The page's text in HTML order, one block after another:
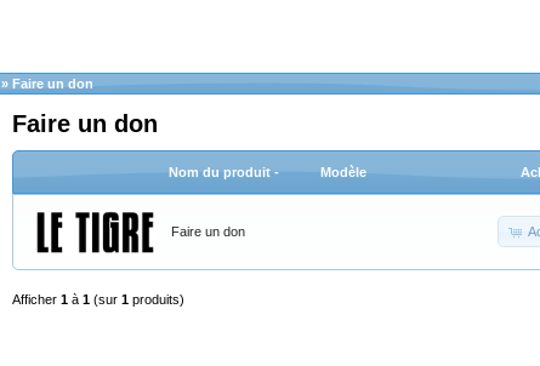
» Faire un don
Faire un don
Nom du produit - Modèle
Faire un don
Afficher 1 à 1 (sur 1 produits)